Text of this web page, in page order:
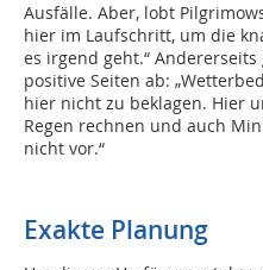
Ausfälle. Aber, lobt
hier im Laufschritt, um die
es irgend geht.“
positive Seiten ab:
hier nicht zu beklagen. Hier
Regen rechnen und auch
nicht vor.“
Exakte Planung